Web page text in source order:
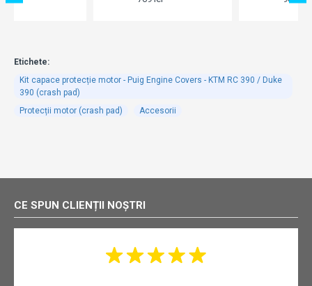
Etichete:
Kit capace protecție motor - Puig Engine Covers - KTM RC 390 / Duke
390 (crash pad)
Protecții motor (crash pad)
Accesorii
CE SPUN CLIENȚII NOȘTRI